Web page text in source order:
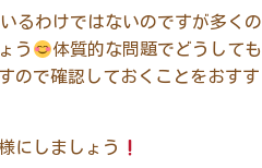
るわけではないのですが多くの
う
体質的な問題でどうしても
ので確認しておくことをおすす
にしましょう